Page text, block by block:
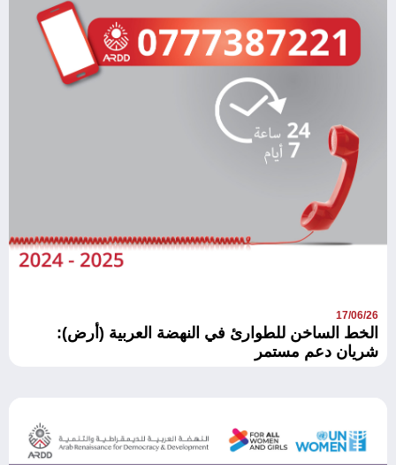
17/06/26
الخط الساخن للطوارئ في النهضة العربية (أرض):
شريان دعم مستمر